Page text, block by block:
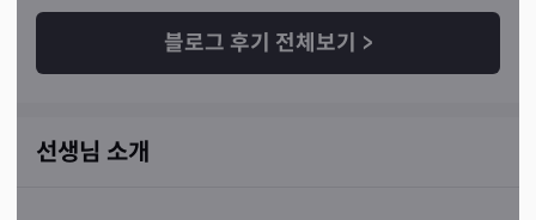
블로그 후기 전체보기 >
선생님 소개